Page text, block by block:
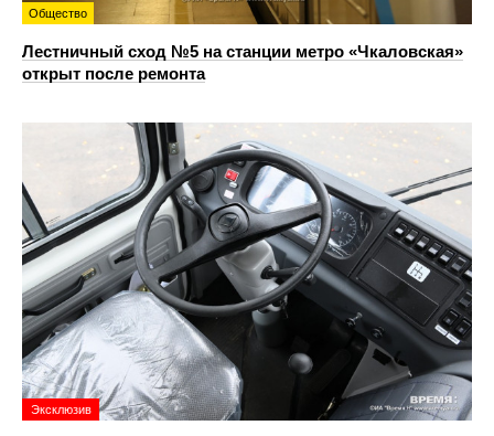
Общество
Лестничный сход №5 на станции метро «Чкаловская»
открыт после ремонта
Эксклюзив